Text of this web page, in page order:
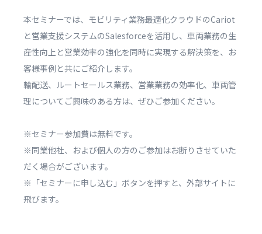
本セミナーでは、モビリティ業務最適化クラウドのCariot
と営業支援システムのSalesforceを活用し、車両業務の生
産性向上と営業効率の強化を同時に実現する解決策を、お
客様事例と共にご紹介します。
輸配送、ルートセールス業務、営業業務の効率化、車両管
理についてご興味のある方は、ぜひご参加ください。
※セミナー参加費は無料です。
※同業他社、および個人の方のご参加はお断りさせていた
だく場合がございます。
※「セミナーに申し込む」ボタンを押すと、外部サイトに
飛びます。